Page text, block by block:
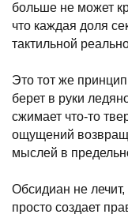
больше не может
что каждая доля
тактильной
Это тот же
берет в руки
сжимает что-то
ощущений
мыслей в
Обсидиан не
просто создает